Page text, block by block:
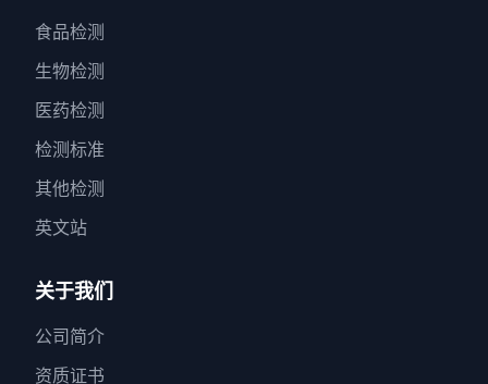
食品检测
生物检测
医药检测
检测标准
其他检测
英文站
关于我们
公司简介
资质证书